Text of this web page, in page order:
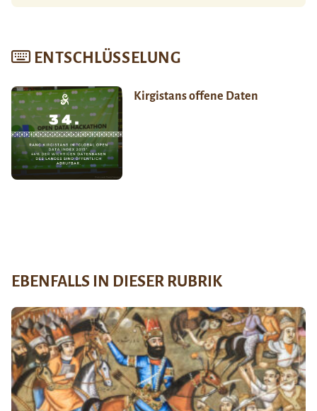
ENTSCHLÜSSELUNG
Kirgistans offene Daten
EBENFALLS IN DIESER RUBRIK